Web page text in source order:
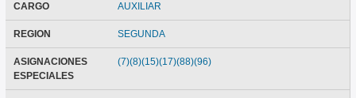
CARGO AUXILIAR
REGION SEGUNDA
ASIGNACIONES
ESPECIALES
(7)(8)(15)(17)(88)(96)